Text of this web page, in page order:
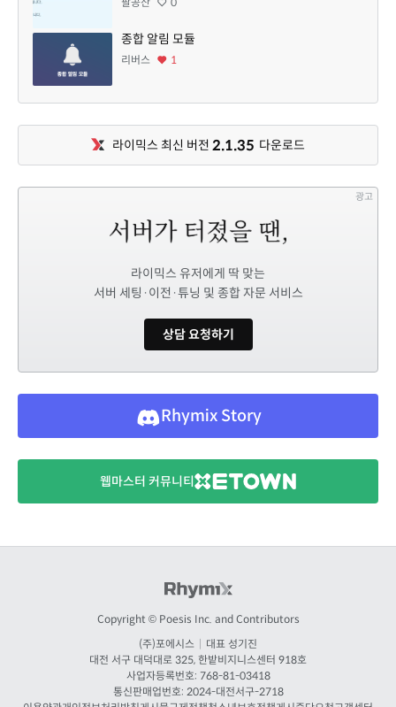
종합 알림 모듈
리버스 1
라이믹스 최신 버전 2.1.35 다운로드
광고
라이믹스 유저에게 딱 맞는
서버 세팅·이전·튜닝 및 종합 자문 서비스
상담 요청하기
Rhymix Story
웹마스터 커뮤니티
Copyright © Poesis Inc. and Contributors
(주)포에시스
대표 성기진
대전 서구 대덕대로 325, 한밭비지니스센터 918호
사업자등록번호: 768-81-03418
통신판매업번호: 2024-대전서구-2718